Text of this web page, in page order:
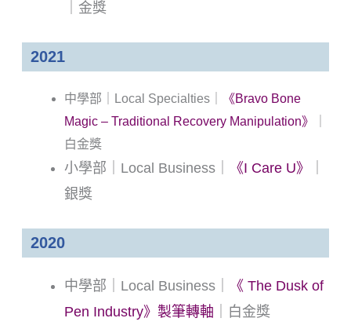
｜金獎
2021
中學部｜Local Specialties｜
《Bravo Bone
Magic – Traditional Recovery Manipulation》
白金獎
小學部｜Local Business｜ 《I Care U》
銀獎
2020
中學部｜Local Business｜
《 The Dusk of
Pen Industry》製筆轉軸 ｜白金獎